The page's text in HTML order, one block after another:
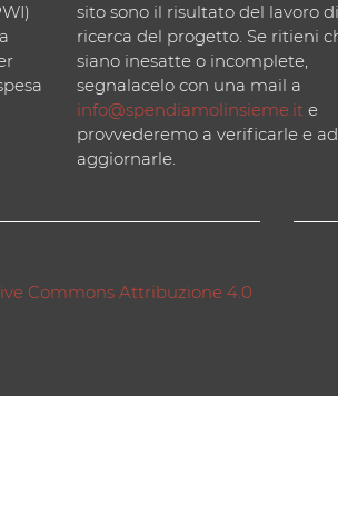
sito sono il risultato del lavoro di
ricerca del progetto. Se ritieni
siano inesatte o incomplete,
segnalacelo con una mail a
info@spendiamolinsieme.ite
provvederemo a verificarle e ad
aggiornarle.
Commons Attribuzione 4.0